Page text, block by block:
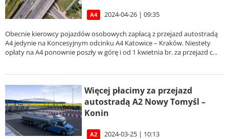
A4 2024-04-26 | 09:35
Obecnie kierowcy pojazdów osobowych zapłacą z przejazd autostradą
A4 jedynie na Koncesyjnym odcinku A4 Katowice – Kraków. Niestety
opłaty na A4 ponownie poszły w górę i od 1 kwietnia br. za przejazd c...
Więcej płacimy za przejazd
autostradą A2 Nowy Tomyśl –
Konin
A2 2024-03-25 | 10:13